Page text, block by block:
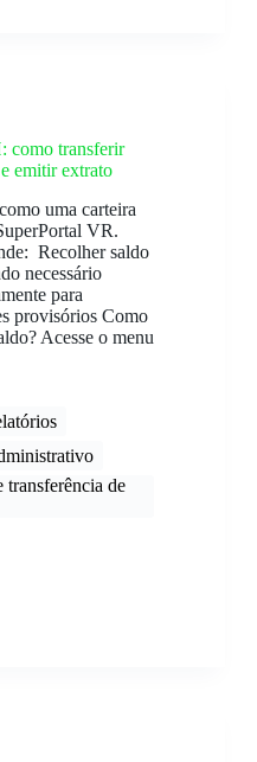
como transferir
emitir extrato
uma carteira
VR.
Recolher saldo
necessário
para
provisórios Como
Acesse o menu
transferência de